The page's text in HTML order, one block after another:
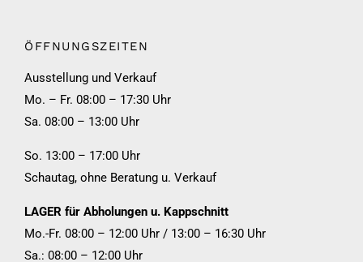
ÖFFNUNGSZEITEN
Ausstellung und Verkauf
Mo. – Fr. 08:00 – 17:30 Uhr
Sa. 08:00 – 13:00 Uhr
So. 13:00 – 17:00 Uhr
Schautag, ohne Beratung u. Verkauf
LAGER für Abholungen u. Kappschnitt
Mo.-Fr. 08:00 – 12:00 Uhr / 13:00 – 16:30 Uhr
Sa.: 08:00 – 12:00 Uhr